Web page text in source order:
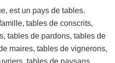
est un pays de tables.
tables de conscrits,
tables de pardons, tables de
maires, tables de vignerons,
tables de paysans,